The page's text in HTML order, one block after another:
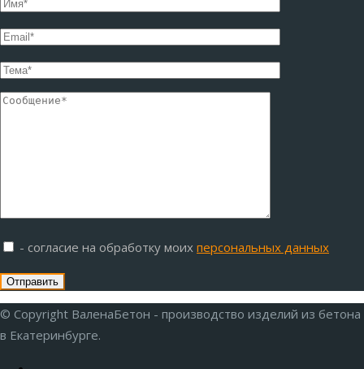
- согласие на обработку моих персональных данных
© Copyright ВаленаБетон - производство изделий из бетона
в Екатеринбурге.